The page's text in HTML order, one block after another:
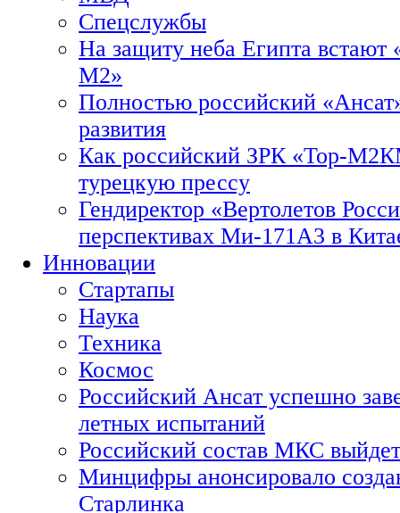
Спецслужбы
На защиту неба Египта встают
М2»
Полностью российский
развития
Как российский ЗРК «Тор-
турецкую прессу
Гендиректор «Вертолетов
перспективах Ми-171А3 в
Инновации
Стартапы
Наука
Техника
Космос
Российский Ансат успешно
летных испытаний
Российский состав МКС
Минцифры анонсировало
Старлинка